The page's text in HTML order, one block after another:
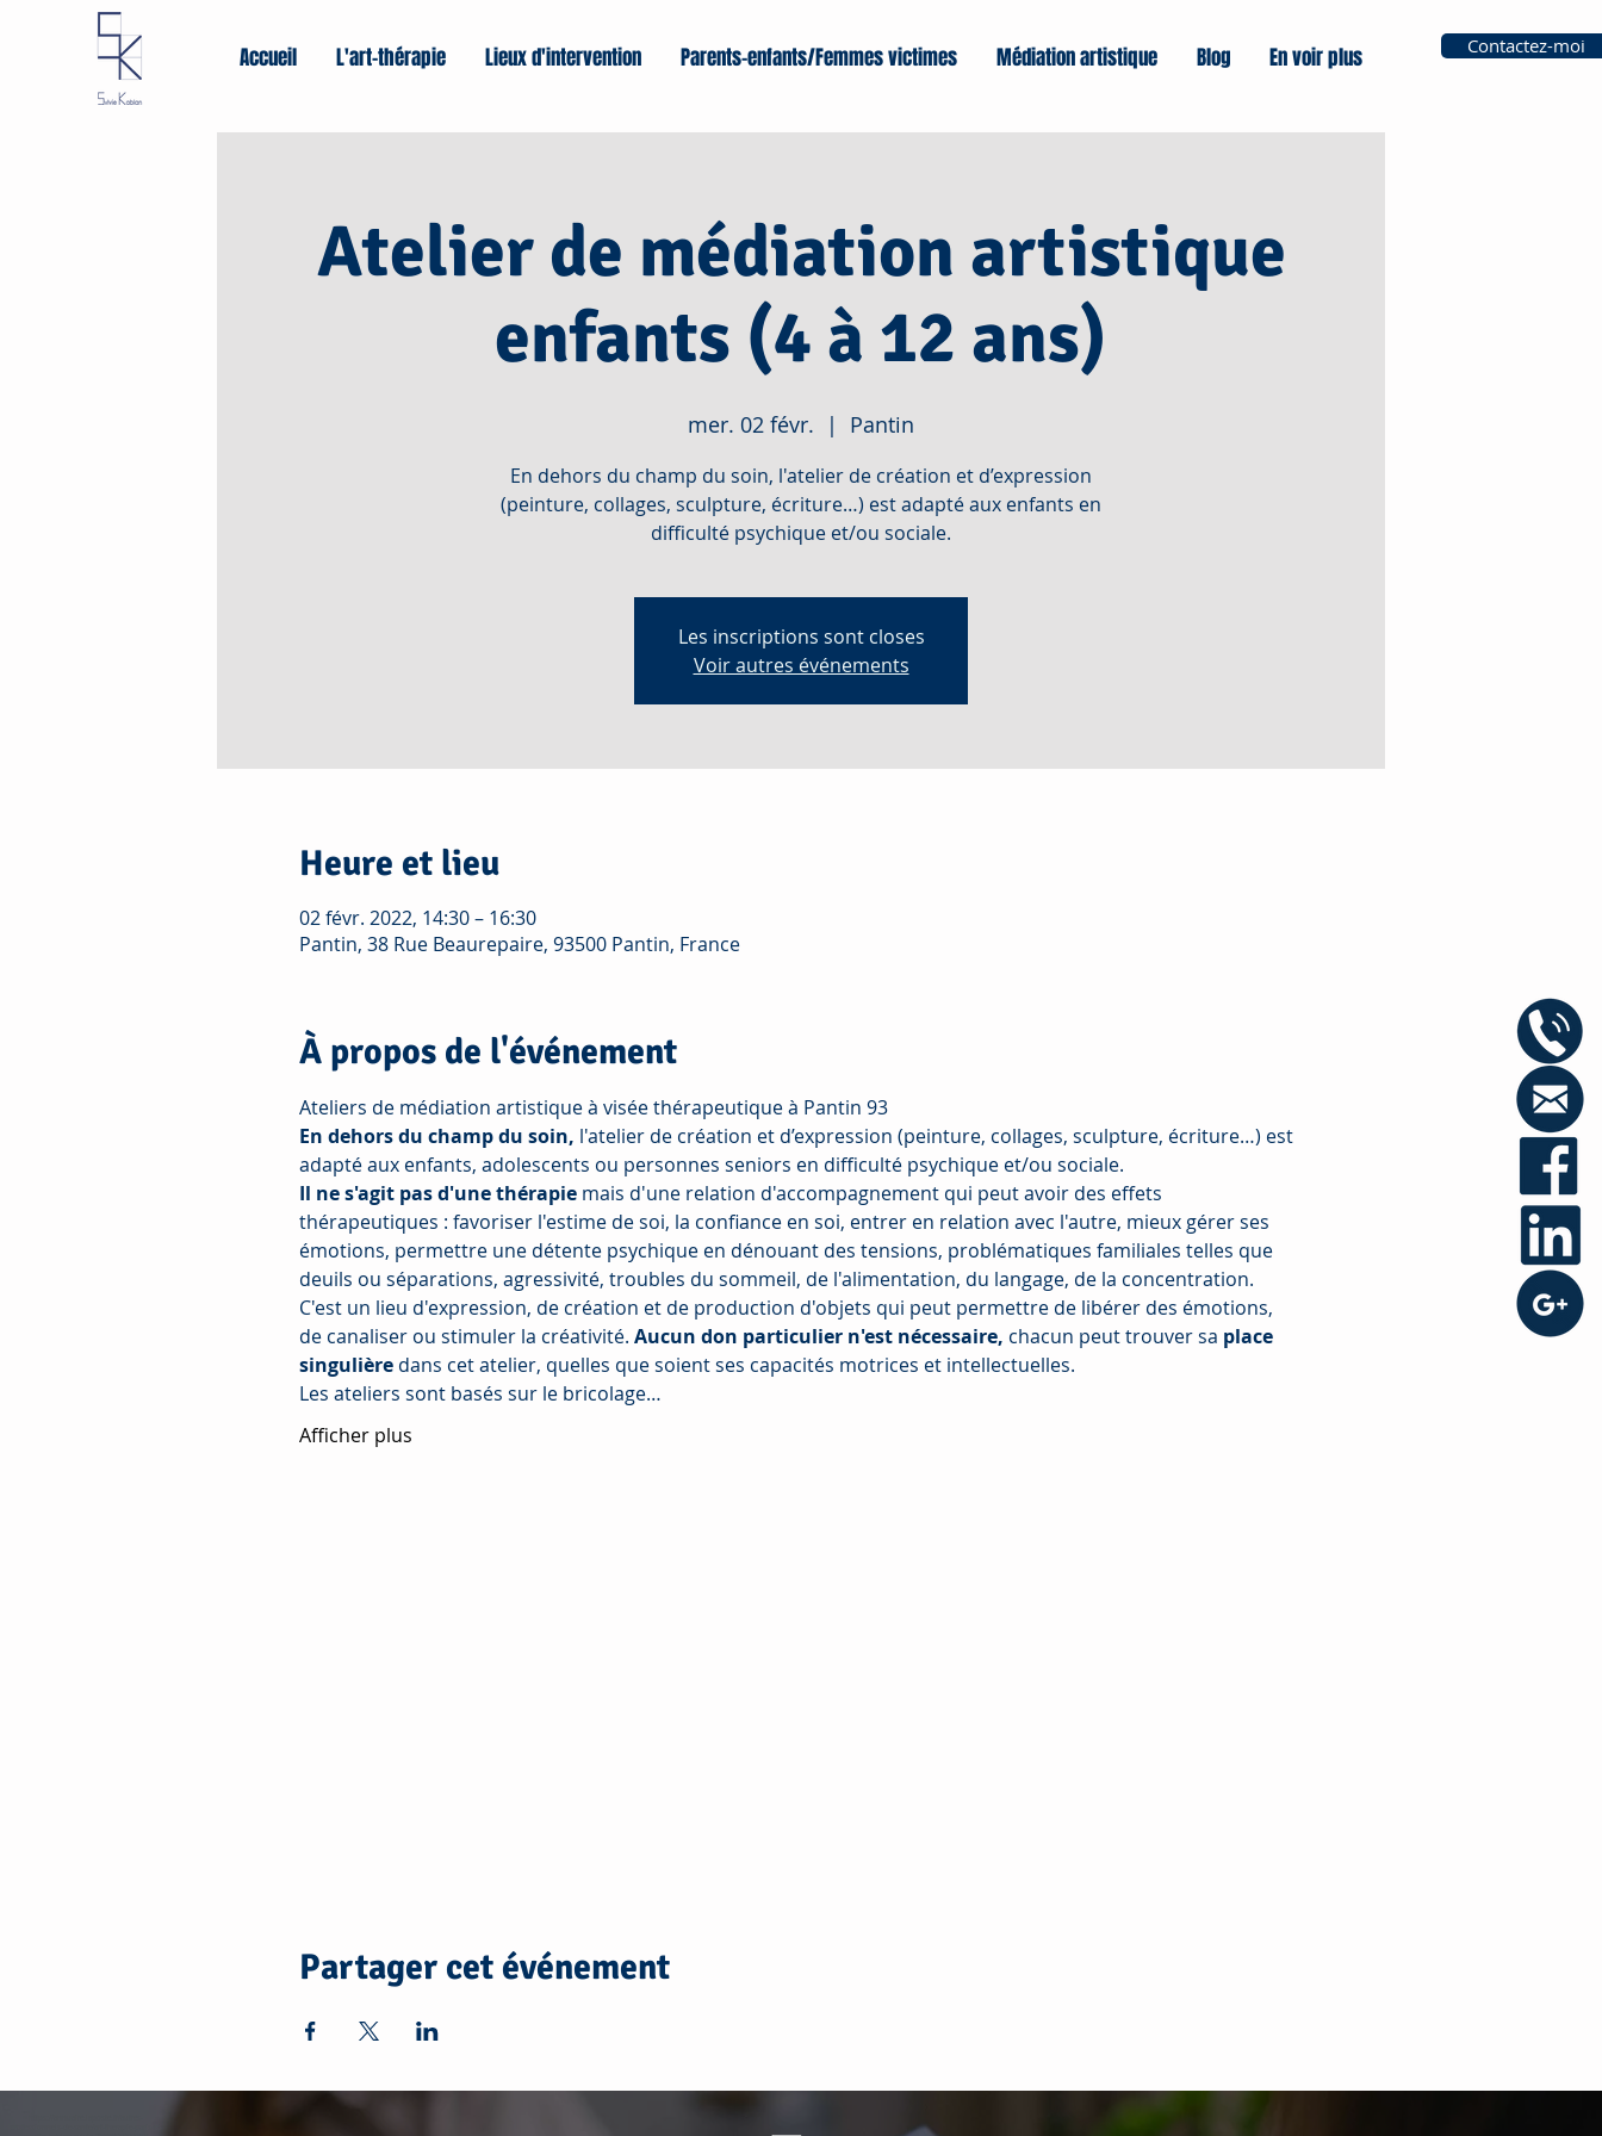
Accueil L'art-thérapie Lieux d'intervention Parents-enfants/Femmes victimes Médiation artistique Blog En voir plus Contactez-moi
Atelier de médiation artistique
enfants (4 à 12 ans)
mer. 02 févr.
  |
Pantin
En dehors du champ du soin, l'atelier de création et d’expression
(peinture, collages, sculpture, écriture…) est adapté aux enfants en
difficulté psychique et/ou sociale.
Les inscriptions sont closes
Voir autres événements
Heure et lieu
02 févr. 2022, 14:30 – 16:30
Pantin, 38 Rue Beaurepaire, 93500 Pantin, France
À propos de l'événement
Ateliers de médiation artistique à visée thérapeutique à Pantin 93
En dehors du champ du soin, l'atelier de création et d’expression (peinture, collages, sculpture, écriture…) est
adapté aux enfants, adolescents ou personnes seniors en difficulté psychique et/ou sociale.
Il ne s'agit pas d'une thérapie mais d'une relation d'accompagnement qui peut avoir des effets
thérapeutiques : favoriser l'estime de soi, la confiance en soi, entrer en relation avec l'autre, mieux gérer ses
émotions, permettre une détente psychique en dénouant des tensions, problématiques familiales telles que
deuils ou séparations, agressivité, troubles du sommeil, de l'alimentation, du langage, de la concentration.​
C'est un lieu d'expression, de création et de production d'objets qui peut permettre de libérer des émotions,
de canaliser ou stimuler la créativité. Aucun don particulier n'est nécessaire, chacun peut trouver sa place
singulière dans cet atelier, quelles que soient ses capacités motrices et intellectuelles.
Les ateliers sont basés sur le bricolage…
Afficher plus
Partager cet événement